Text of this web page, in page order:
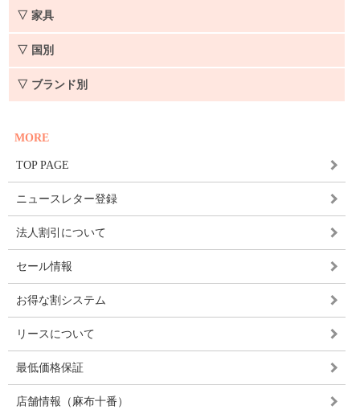
▽ 家具
▽ 国別
▽ ブランド別
MORE
TOP PAGE
ニュースレター登録
法人割引について
セール情報
お得な割システム
リースについて
最低価格保証
店舗情報（麻布十番）